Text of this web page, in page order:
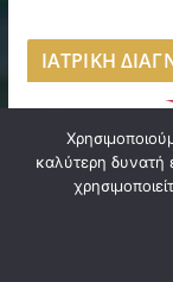
ΙΑΤΡΙΚΗ
καλύτερη δυνατή